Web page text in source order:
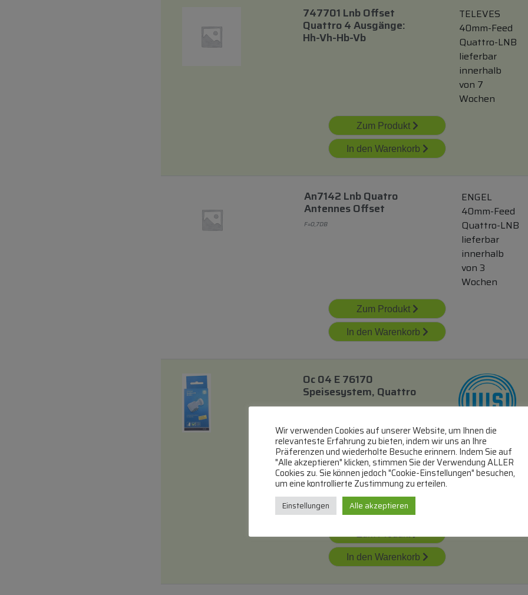
747701 Lnb Offset
Quattro 4 Ausgänge:
Hh-Vh-Hb-Vb
TELEVES
40mm-Feed
Quattro-LNB
lieferbar
innerhalb
von 7
Wochen
Zum Produkt
In den Warenkorb
An7142 Lnb Quatro
Antennes Offset
F=0,7DB
ENGEL
40mm-Feed
Quattro-LNB
lieferbar
innerhalb
von 3
Wochen
Zum Produkt
In den Warenkorb
Oc 04 E 76170
Speisesystem, Quattro
40mm-Feed
Quattro-LNB
lieferbar
innerhalb
In den Warenkorb
Wir verwenden Cookies auf unserer Website, um Ihnen die
relevanteste Erfahrung zu bieten, indem wir uns an Ihre
Präferenzen und wiederholte Besuche erinnern. Indem Sie auf
"Alle akzeptieren" klicken, stimmen Sie der Verwendung ALLER
Cookies zu. Sie können jedoch "Cookie-Einstellungen" besuchen,
um eine kontrollierte Zustimmung zu erteilen.
Einstellungen Alle akzeptieren